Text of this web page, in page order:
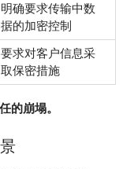
明确要求传输中数
据的加密控制
要求对客户信息采
取保密措施
的崩塌。